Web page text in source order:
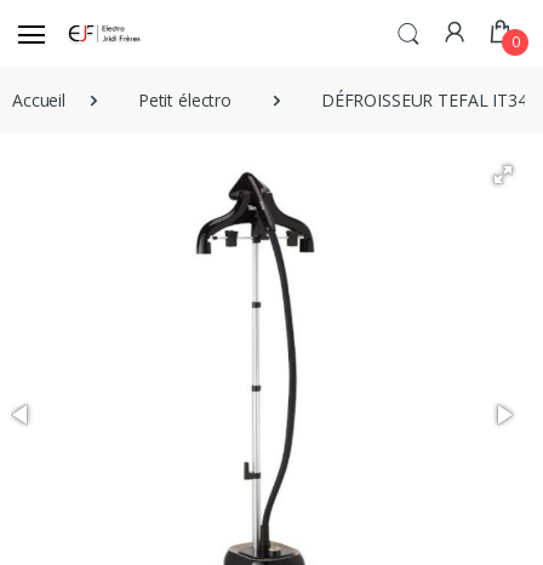
0
Accueil Petit électro DÉFROISSEUR TEFAL